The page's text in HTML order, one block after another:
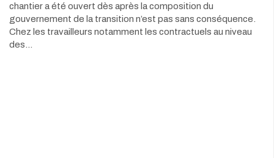
chantier a été ouvert dès après la composition du
gouvernement de la transition n’est pas sans conséquence.
Chez les travailleurs notamment les contractuels au niveau
des…